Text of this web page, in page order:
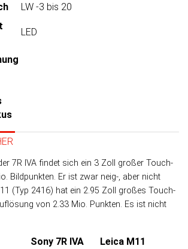
LW -3 bis 20
LED
7R IVA findet sich ein 3 Zoll großer Touch­
Bild­punk­ten. Er ist zwar neig-, aber nicht
(Typ 2416) hat ein 2.95 Zoll großes Touch­
von 2.33 Mio. Punk­ten. Es ist nicht
Sony 7R IVA Leica M11